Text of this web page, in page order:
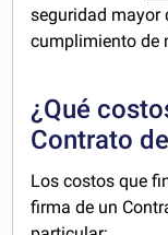
seguridad mayor
cumplimiento de
¿Qué
Contrato
Los costos que
firma de un